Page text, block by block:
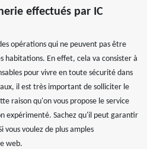
effectués par IC
opérations qui ne peuvent pas être
habitations. En effet, cela va consister à
pour vivre en toute sécurité dans
il est très important de solliciter le
raison qu'on vous propose le service
expérimenté. Sachez qu'il peut garantir
voulez de plus amples
web.